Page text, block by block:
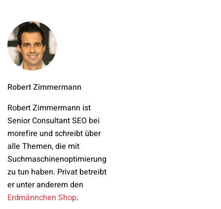
Robert Zimmermann
Robert Zimmermann ist
Senior Consultant SEO bei
morefire und schreibt über
alle Themen, die mit
Suchmaschinenoptimierung
zu tun haben. Privat betreibt
er unter anderem den
Erdmännchen Shop.